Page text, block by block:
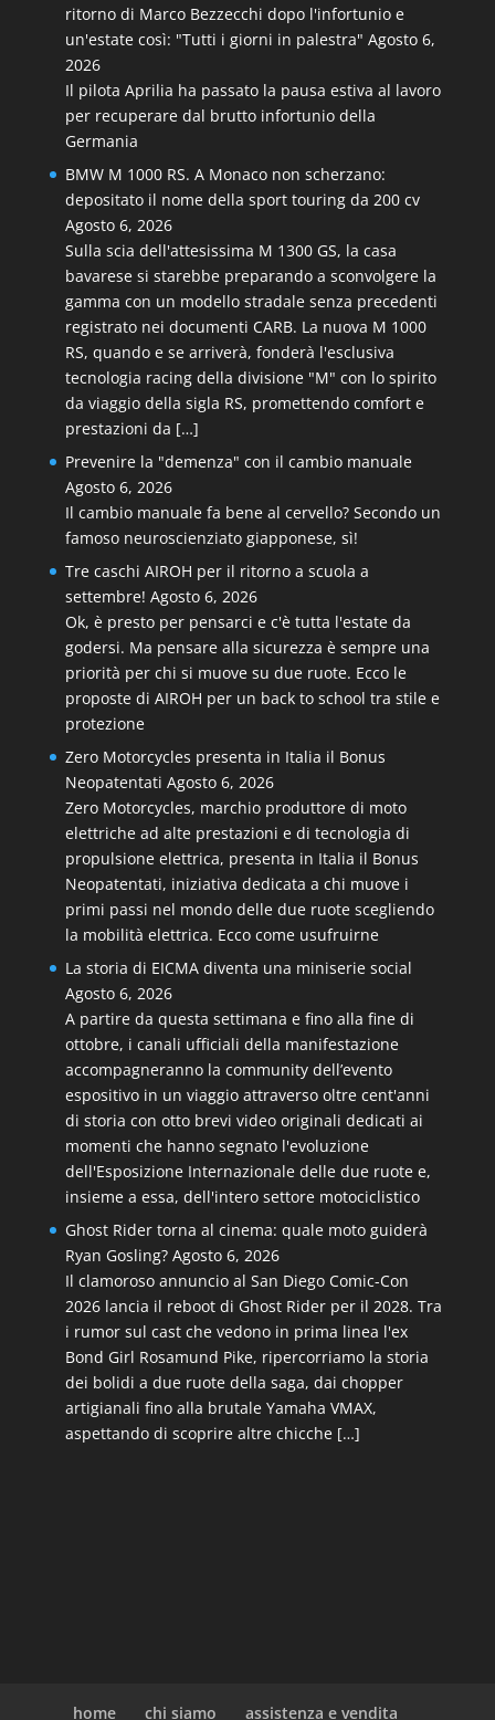
ritorno di Marco Bezzecchi dopo l'infortunio e
un'estate così: "Tutti i giorni in palestra" Agosto 6,
2026
Il pilota Aprilia ha passato la pausa estiva al lavoro
per recuperare dal brutto infortunio della
Germania
BMW M 1000 RS. A Monaco non scherzano:
depositato il nome della sport touring da 200 cv
Agosto 6, 2026
Sulla scia dell'attesissima M 1300 GS, la casa
bavarese si starebbe preparando a sconvolgere la
gamma con un modello stradale senza precedenti
registrato nei documenti CARB. La nuova M 1000
RS, quando e se arriverà, fonderà l'esclusiva
tecnologia racing della divisione "M" con lo spirito
da viaggio della sigla RS, promettendo comfort e
prestazioni da […]
Prevenire la "demenza" con il cambio manuale
Agosto 6, 2026
Il cambio manuale fa bene al cervello? Secondo un
famoso neuroscienziato giapponese, sì!
Tre caschi AIROH per il ritorno a scuola a
settembre! Agosto 6, 2026
Ok, è presto per pensarci e c'è tutta l'estate da
godersi. Ma pensare alla sicurezza è sempre una
priorità per chi si muove su due ruote. Ecco le
proposte di AIROH per un back to school tra stile e
protezione
Zero Motorcycles presenta in Italia il Bonus
Neopatentati Agosto 6, 2026
Zero Motorcycles, marchio produttore di moto
elettriche ad alte prestazioni e di tecnologia di
propulsione elettrica, presenta in Italia il Bonus
Neopatentati, iniziativa dedicata a chi muove i
primi passi nel mondo delle due ruote scegliendo
la mobilità elettrica. Ecco come usufruirne
La storia di EICMA diventa una miniserie social
Agosto 6, 2026
A partire da questa settimana e fino alla fine di
ottobre, i canali ufficiali della manifestazione
accompagneranno la community dell’evento
espositivo in un viaggio attraverso oltre cent'anni
di storia con otto brevi video originali dedicati ai
momenti che hanno segnato l'evoluzione
dell'Esposizione Internazionale delle due ruote e,
insieme a essa, dell'intero settore motociclistico
Ghost Rider torna al cinema: quale moto guiderà
Ryan Gosling? Agosto 6, 2026
Il clamoroso annuncio al San Diego Comic-Con
2026 lancia il reboot di Ghost Rider per il 2028. Tra
i rumor sul cast che vedono in prima linea l'ex
Bond Girl Rosamund Pike, ripercorriamo la storia
dei bolidi a due ruote della saga, dai chopper
artigianali fino alla brutale Yamaha VMAX,
aspettando di scoprire altre chicche […]
home chi siamo assistenza e vendita